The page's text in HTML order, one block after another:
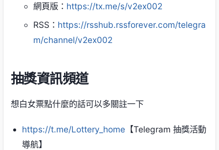
網頁版： https://tx.me/s/v2ex002
RSS： https://rsshub.rssforever.com/telegra
m/channel/v2ex002
抽獎資訊頻道
想白女票點什麼的話可以多關註一下
https://t.me/Lottery_home 【Telegram 抽獎活動
導航】